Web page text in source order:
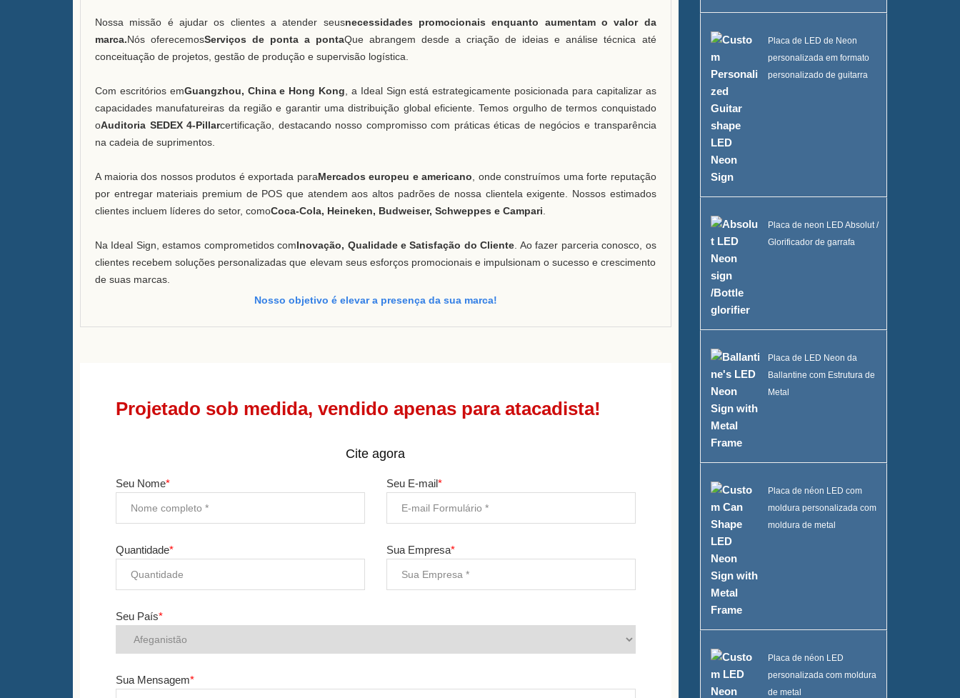
Nossa missão é ajudar os clientes a atender seusnecessidades promocionais enquanto aumentam o valor da
marca.Nós oferecemosServiços de ponta a pontaQue abrangem desde a criação de ideias e análise técnica até
conceituação de projetos, gestão de produção e supervisão logística.
Com escritórios emGuangzhou, China e Hong Kong , a Ideal Sign está estrategicamente posicionada para capitalizar as
capacidades manufatureiras da região e garantir uma distribuição global eficiente. Temos orgulho de termos conquistado
oAuditoria SEDEX 4-Pillarcertificação, destacando nosso compromisso com práticas éticas de negócios e transparência
na cadeia de suprimentos.
A maioria dos nossos produtos é exportada paraMercados europeu e americano , onde construímos uma forte reputação
por entregar materiais premium de POS que atendem aos altos padrões de nossa clientela exigente. Nossos estimados
clientes incluem líderes do setor, comoCoca-Cola, Heineken, Budweiser, Schweppes e Campari
Na Ideal Sign, estamos comprometidos comInovação, Qualidade e Satisfação do Cliente . Ao fazer parceria conosco, os
clientes recebem soluções personalizadas que elevam seus esforços promocionais e impulsionam o sucesso e crescimento
de suas marcas.
Nosso objetivo é elevar a presença da sua marca!
Projetado sob medida, vendido apenas para atacadista!
Cite agora
Seu Nome* Seu E-mail*
Quantidade* Sua Empresa*
Seu País*
Sua Mensagem*
Placa de LED de Neon
personalizada em formato
personalizado de guitarra
Placa de neon LED Absolut /
Glorificador de garrafa
Placa de LED Neon da
Ballantine com Estrutura de
Metal
Placa de néon LED com
moldura personalizada com
moldura de metal
Placa de néon LED
personalizada com moldura
de metal